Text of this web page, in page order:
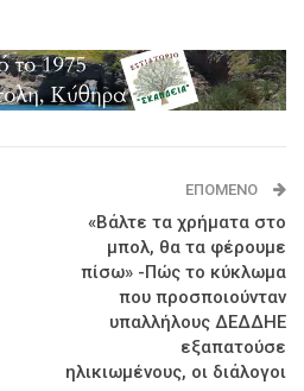
ΕΠΌΜΕΝΟ
«Βάλτε τα χρήματα στο
μπολ, θα τα φέρουμε
πίσω» -Πώς το κύκλωμα
που προσποιούνταν
υπαλλήλους ΔΕΔΔΗΕ
εξαπατούσε
ηλικιωμένους, οι διάλογοι